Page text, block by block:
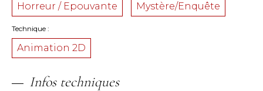
Horreur / Epouvante Mystère/Enquête
Technique
Animation 2D
Infos techniques